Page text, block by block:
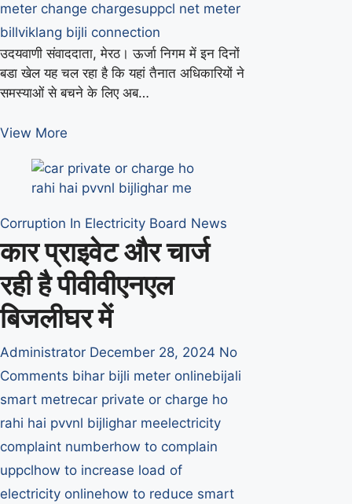
meter change chargesuppcl net meter
billviklang bijli connection
उदयवाणी संवाददाता, मेरठ। ऊर्जा निगम में इन दिनों
बडा खेल यह चल रहा है कि यहां तैनात अधिकारियों ने
समस्याओं से बचने के लिए अब…
View More
अफसरों
का
खेल
–
फोन
कर
दो
ब्लॉक
Corruption In Electricity Board News
कार प्राइवेट और चार्ज
रही है पीवीवीएनएल
बिजलीघर में
Administrator December 28, 2024 No
Comments bihar bijli meter onlinebijali
smart metrecar private or charge ho
rahi hai pvvnl bijlighar meelectricity
complaint numberhow to complain
uppclhow to increase load of
electricity onlinehow to reduce smart